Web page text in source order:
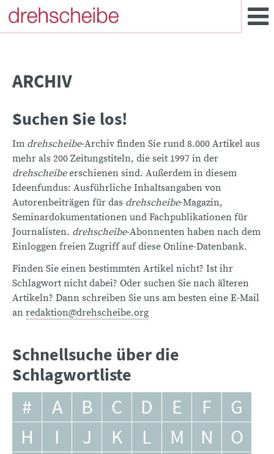
ARCHIV
Suchen Sie los!
Im drehscheibe-Archiv finden Sie rund 8.000 Artikel aus
mehr als 200 Zeitungstiteln, die seit 1997 in der
drehscheibeerschienen sind. Außerdem in diesem
Ideenfundus: Ausführliche Inhaltsangaben von
Autorenbeiträgen für das drehscheibe-Magazin,
Seminardokumentationen und Fachpublikationen für
Journalisten. drehscheibe-Abonnenten haben nach dem
Einloggen freien Zugriff auf diese Online-Datenbank.
Finden Sie einen bestimmten Artikel nicht? Ist ihr
Schlagwort nicht dabei? Oder suchen Sie nach älteren
Artikeln? Dann schreiben Sie uns am besten eine E-Mail
an redaktion@drehscheibe.org
Schnellsuche über die
Schlagwortliste
# A B C D E F
G
H
I J K L M N
O